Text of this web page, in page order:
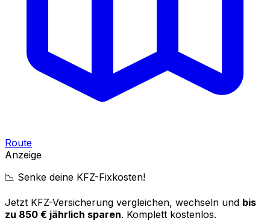
Route
Anzeige
📉 Senke deine KFZ-Fixkosten!
Jetzt KFZ-Versicherung vergleichen, wechseln und bis
zu 850 € jährlich sparen. Komplett kostenlos.